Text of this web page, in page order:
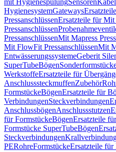
mit HygienespülungSensorenKabel
HygienesystemGateways
PressanschlüssenErsatzteile für Mit
Pressanschlüssen
PressanschlüssenMit Mapress
Mit FlowFit PressanschlüssenMit
EntwässerungssystemeGeberit
SuperTubeBögen
WerkstoffeErsatzteile für
AnschlusssteckmuffenZubehör
FormstückeBögenErsatzteile für
VerbindungenSteckverbindungen
AnschlussbögenAnschlussstutzen
für FormstückeBögenErsatzteile
Formstücke SuperTubeBögen
Steckverbindungen
PERohreFormstückeErsatzteile für